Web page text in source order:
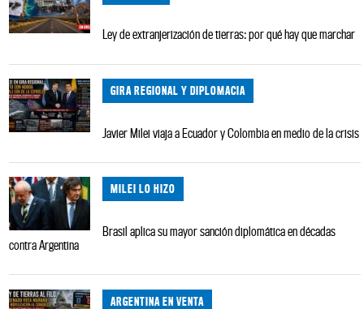
Ley de extranjerización de tierras: por qué hay que marchar
GIRA REGIONAL Y DIPLOMACIA
Javier Milei viaja a Ecuador y Colombia en medio de la crisis
MILEI LO HIZO
Brasil aplica su mayor sanción diplomática en décadas
contra Argentina
ARGENTINA EN VENTA